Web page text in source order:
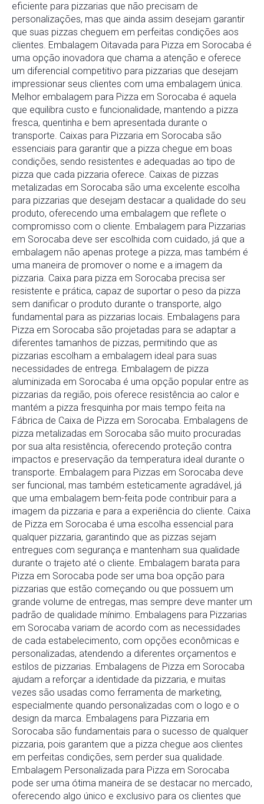
eficiente para pizzarias que não precisam de
personalizações, mas que ainda assim desejam garantir
que suas pizzas cheguem em perfeitas condições aos
clientes. Embalagem Oitavada para Pizza em Sorocaba é
uma opção inovadora que chama a atenção e oferece
um diferencial competitivo para pizzarias que desejam
impressionar seus clientes com uma embalagem única.
Melhor embalagem para Pizza em Sorocaba é aquela
que equilibra custo e funcionalidade, mantendo a pizza
fresca, quentinha e bem apresentada durante o
transporte. Caixas para Pizzaria em Sorocaba são
essenciais para garantir que a pizza chegue em boas
condições, sendo resistentes e adequadas ao tipo de
pizza que cada pizzaria oferece. Caixas de pizzas
metalizadas em Sorocaba são uma excelente escolha
para pizzarias que desejam destacar a qualidade do seu
produto, oferecendo uma embalagem que reflete o
compromisso com o cliente. Embalagem para Pizzarias
em Sorocaba deve ser escolhida com cuidado, já que a
embalagem não apenas protege a pizza, mas também é
uma maneira de promover o nome e a imagem da
pizzaria. Caixa para pizza em Sorocaba precisa ser
resistente e prática, capaz de suportar o peso da pizza
sem danificar o produto durante o transporte, algo
fundamental para as pizzarias locais. Embalagens para
Pizza em Sorocaba são projetadas para se adaptar a
diferentes tamanhos de pizzas, permitindo que as
pizzarias escolham a embalagem ideal para suas
necessidades de entrega. Embalagem de pizza
aluminizada em Sorocaba é uma opção popular entre as
pizzarias da região, pois oferece resistência ao calor e
mantém a pizza fresquinha por mais tempo feita na
Fábrica de Caixa de Pizza em Sorocaba. Embalagens de
pizza metalizadas em Sorocaba são muito procuradas
por sua alta resistência, oferecendo proteção contra
impactos e preservação da temperatura ideal durante o
transporte. Embalagem para Pizzas em Sorocaba deve
ser funcional, mas também esteticamente agradável, já
que uma embalagem bem-feita pode contribuir para a
imagem da pizzaria e para a experiência do cliente. Caixa
de Pizza em Sorocaba é uma escolha essencial para
qualquer pizzaria, garantindo que as pizzas sejam
entregues com segurança e mantenham sua qualidade
durante o trajeto até o cliente. Embalagem barata para
Pizza em Sorocaba pode ser uma boa opção para
pizzarias que estão começando ou que possuem um
grande volume de entregas, mas sempre deve manter um
padrão de qualidade mínimo. Embalagens para Pizzarias
em Sorocaba variam de acordo com as necessidades
de cada estabelecimento, com opções econômicas e
personalizadas, atendendo a diferentes orçamentos e
estilos de pizzarias. Embalagens de Pizza em Sorocaba
ajudam a reforçar a identidade da pizzaria, e muitas
vezes são usadas como ferramenta de marketing,
especialmente quando personalizadas com o logo e o
design da marca. Embalagens para Pizzaria em
Sorocaba são fundamentais para o sucesso de qualquer
pizzaria, pois garantem que a pizza chegue aos clientes
em perfeitas condições, sem perder sua qualidade.
Embalagem Personalizada para Pizza em Sorocaba
pode ser uma ótima maneira de se destacar no mercado,
oferecendo algo único e exclusivo para os clientes que